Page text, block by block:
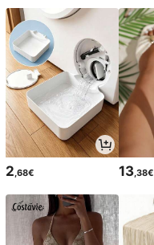
2 ,68€ 13,38€